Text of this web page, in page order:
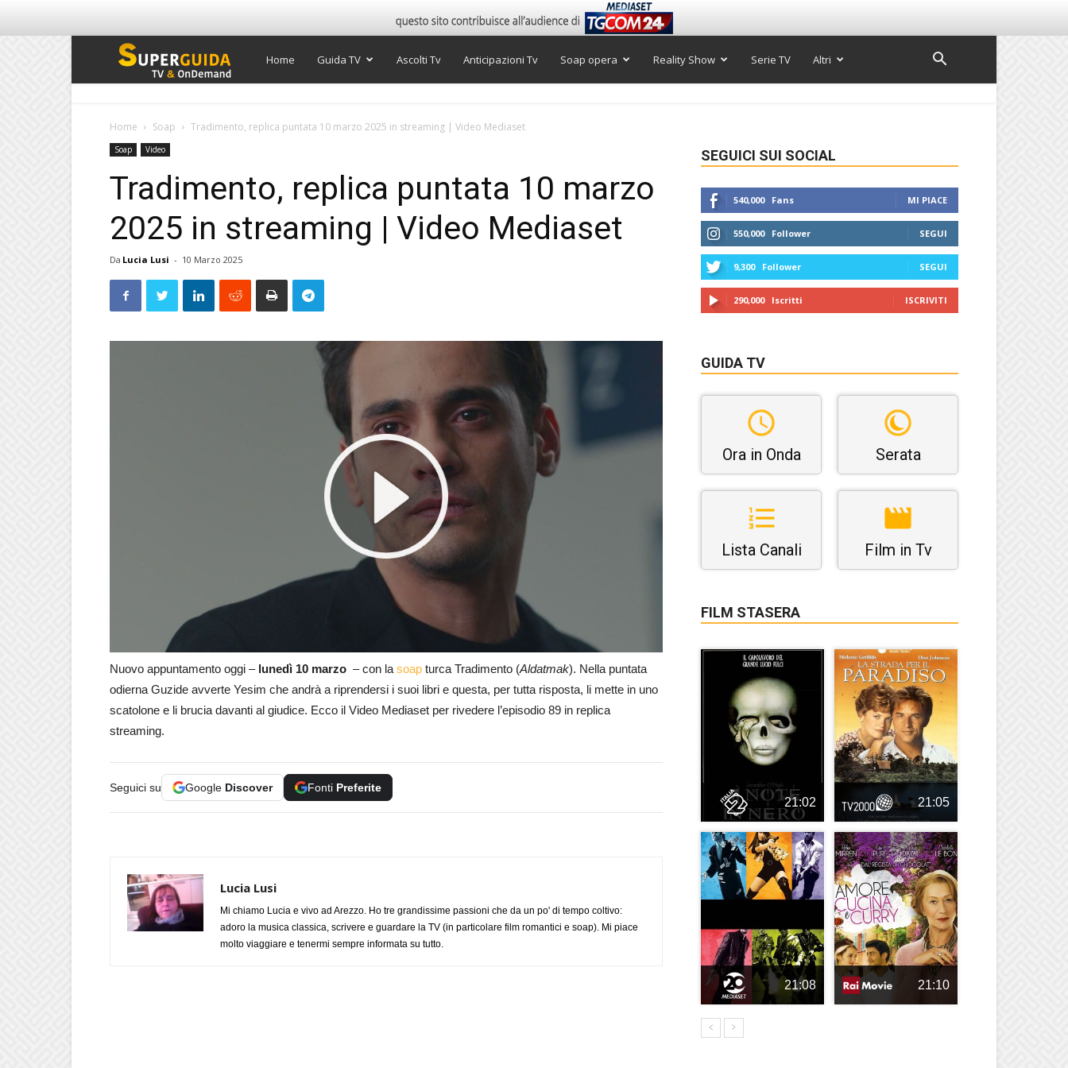
Super
Home Guida TV Ascolti Tv Anticipazioni Tv Soap opera Reality Show Serie TV Altri
Home Soap Tradimento, replica puntata 10 marzo 2025 in streaming | Video Mediaset
Soap Video
Tradimento, replica puntata 10 marzo
2025 in streaming | Video Mediaset
Da Lucia Lusi - 10 Marzo 2025
Nuovo appuntamento oggi – lunedì 10 marzo – con la soap turca Tradimento (Aldatmak). Nella puntata
odierna Guzide avverte Yesim che andrà a riprendersi i suoi libri e questa, per tutta risposta, li mette in uno
scatolone e li brucia davanti al giudice. Ecco il Video Mediaset per rivedere l’episodio 89 in replica
streaming.
Seguici su Google Discover Fonti Preferite
Lucia Lusi
Mi chiamo Lucia e vivo ad Arezzo. Ho tre grandissime passioni che da un po' di tempo coltivo:
adoro la musica classica, scrivere e guardare la TV (in particolare film romantici e soap). Mi piace
molto viaggiare e tenermi sempre informata su tutto.
SEGUICI SUI SOCIAL
540,000 Fans MI PIACE
550,000 Follower SEGUI
9,300 Follower SEGUI
290,000 Iscritti ISCRIVITI
GUIDA TV
Ora in Onda Serata
Lista Canali Film in Tv
FILM STASERA
21:02 21:05
21:08 21:10